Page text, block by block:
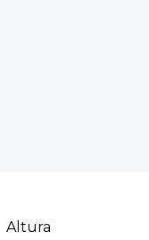
Altura